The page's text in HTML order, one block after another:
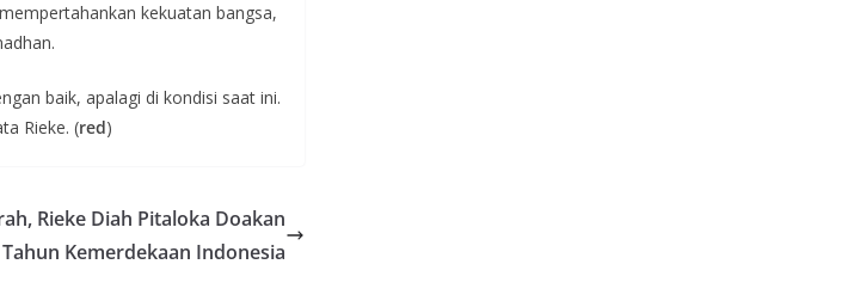
kekuatan bangsa,
baik, apalagi di kondisi saat ini.
Rieke. (red)
Rieke Diah Pitaloka Doakan
Kemerdekaan Indonesia